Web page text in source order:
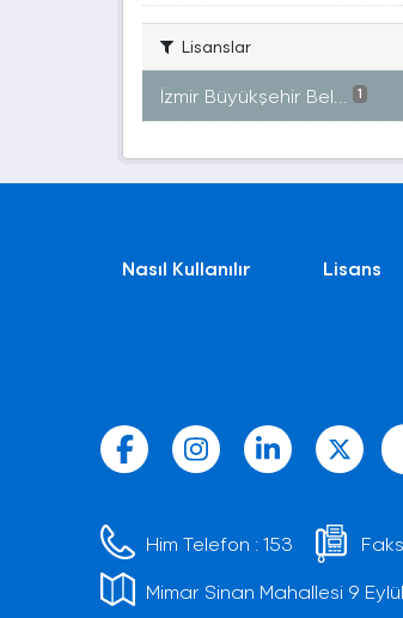
Lisanslar
İzmir Büyükşehir Bel... 1
Nasıl Kullanılır Lisans
Him Telefon :153
Mimar Sinan Mahallesi 9